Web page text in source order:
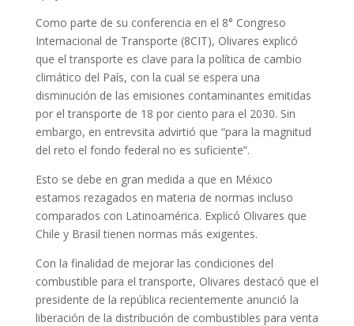
Como parte de su conferencia en el 8° Congreso
Internacional de Transporte (8CIT), Olivares explicó
que el transporte es clave para la política de cambio
climático del País, con la cual se espera una
disminución de las emisiones contaminantes emitidas
por el transporte de 18 por ciento para el 2030. Sin
embargo, en entrevsita advirtió que “para la magnitud
del reto el fondo federal no es suficiente”.
Esto se debe en gran medida a que en México
estamos rezagados en materia de normas incluso
comparados con Latinoamérica. Explicó Olivares que
Chile y Brasil tienen normas más exigentes.
Con la finalidad de mejorar las condiciones del
combustible para el transporte, Olivares destacó que el
presidente de la república recientemente anunció la
liberación de la distribución de combustibles para venta